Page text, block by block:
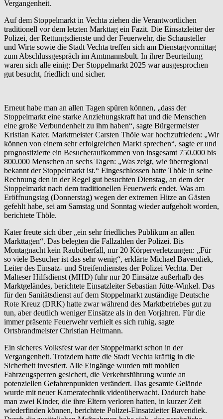
Vergangenheit.
Auf dem Stoppelmarkt in Vechta ziehen die Verantwortlichen
traditionell vor dem letzten Markttag ein Fazit. Die Einsatzleiter der
Polizei, der Rettungsdienste und der Feuerwehr, die Schausteller
und Wirte sowie die Stadt Vechta treffen sich am Dienstagvormittag
zum Abschlussgespräch im Amtmannsbult. In ihrer Beurteilung
waren sich alle einig: Der Stoppelmarkt 2025 war ausgesprochen
gut besucht, friedlich und sicher.
Erneut habe man an allen Tagen spüren können, „dass der
Stoppelmarkt eine starke Anziehungskraft hat und die Menschen
eine große Verbundenheit zu ihm haben“, sagte Bürgermeister
Kristian Kater. Marktmeister Carsten Thöle war hochzufrieden: „Wir
können von einem sehr erfolgreichen Markt sprechen“, sagte er und
prognostizierte ein Besucheraufkommen von insgesamt 750.000 bis
800.000 Menschen an sechs Tagen: „Was zeigt, wie überregional
bekannt der Stoppelmarkt ist.“ Eingeschlossen hatte Thöle in seine
Rechnung den in der Regel gut besuchten Dienstag, an dem der
Stoppelmarkt nach dem traditionellen Feuerwerk endet. Was am
Eröffnungstag (Donnerstag) wegen der extremen Hitze an Gästen
gefehlt habe, sei am Samstag und Sonntag wieder aufgeholt worden,
berichtete Thöle.
Kater freute sich über „ein sehr friedliches Publikum an allen
Markttagen“. Das belegten die Fallzahlen der Polizei. Bis
Montagnacht kein Raubüberfall, nur 20 Körperverletzungen: „Für
so viele Besucher ist das sehr wenig“, erklärte Michael Bavendiek,
Leiter des Einsatz- und Streifendienstes der Polizei Vechta. Der
Malteser Hilfsdienst (MHD) fuhr nur 20 Einsätze außerhalb des
Marktgeländes, berichtete Einsatzleiter Sebastian Jütte-Winkel. Das
für den Sanitätsdienst auf dem Stoppelmarkt zuständige Deutsche
Rote Kreuz (DRK) hatte zwar während des Marktbetriebes gut zu
tun, aber deutlich weniger Einsätze als in den Vorjahren. Für die
immer präsente Feuerwehr verhielt es sich ruhig, sagte
Ortsbrandmeister Christian Heitmann.
Ein sicheres Volksfest war der Stoppelmarkt schon in der
Vergangenheit. Trotzdem hatte die Stadt Vechta kräftig in die
Sicherheit investiert. Alle Eingänge wurden mit mobilen
Fahrzeugsperren gesichert, die Verkehrsführung wurde an
potenziellen Gefahrenpunkten verändert. Das gesamte Gelände
wurde mit neuer Kameratechnik videoüberwacht. Dadurch habe
man zwei Kinder, die ihre Eltern verloren hatten, in kurzer Zeit
wiederfinden können, berichtete Polizei-Einsatzleiter Bavendiek.